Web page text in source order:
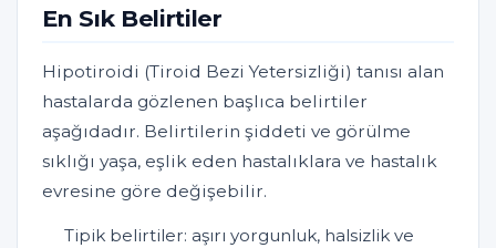
En Sık Belirtiler
Hipotiroidi (Tiroid Bezi Yetersizliği) tanısı alan
hastalarda gözlenen başlıca belirtiler
aşağıdadır. Belirtilerin şiddeti ve görülme
sıklığı yaşa, eşlik eden hastalıklara ve hastalık
evresine göre değişebilir.
Tipik belirtiler: aşırı yorgunluk, halsizlik ve